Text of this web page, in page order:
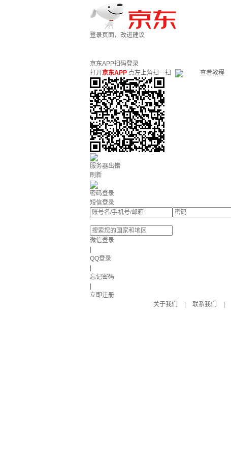
登录页面，改进建议
京东APP扫码登录
打开京东APP 点左上角扫一扫 查看教程
服务器出错
刷新
密码登录
短信登录
微信登录
QQ登录
忘记密码
立即注册
关于我们
联系我们